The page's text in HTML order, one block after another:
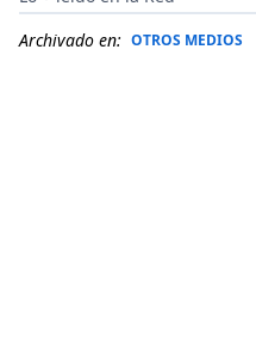
Archivado en: OTROS MEDIOS